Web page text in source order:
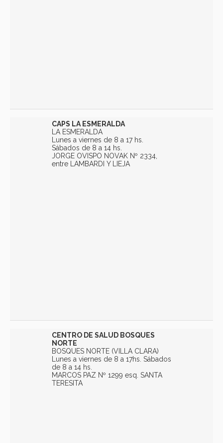
CAPS LA ESMERALDA
LA ESMERALDA
Lunes a viernes de 8 a 17 hs.
Sábados de 8 a 14 hs.
JORGE OVISPO NOVAK Nº 2334,
entre LAMBARDI Y LIEJA
CENTRO DE SALUD BOSQUES
NORTE
BOSQUES NORTE (VILLA CLARA)
Lunes a viernes de 8 a 17hs. Sábados
de 8 a 14 hs.
MARCOS PAZ Nº 1299 esq. SANTA
TERESITA